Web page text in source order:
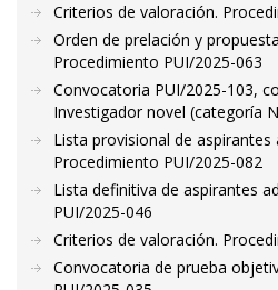
Criterios de valoración.
Orden de prelación y
Procedimiento PUI/2025-063
Convocatoria PUI/2025-103,
Investigador novel (categoría
Lista provisional de aspirantes
Procedimiento PUI/2025-082
Lista definitiva de aspirantes
PUI/2025-046
Criterios de valoración.
Convocatoria de prueba